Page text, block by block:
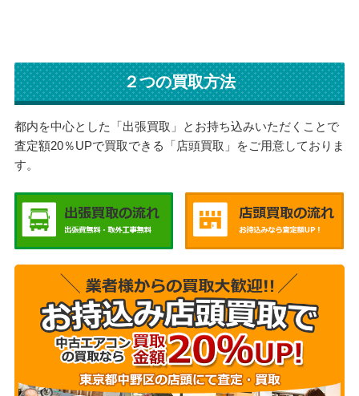
２つの買取方法
都内を中心とした「出張買取」とお持ち込みいただくことで
査定額20％UPで買取できる「店頭買取」をご用意しておりま
す。